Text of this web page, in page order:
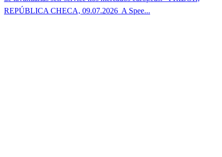
REPÚBLICA CHECA, 09.07.2026  A Spee...